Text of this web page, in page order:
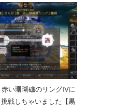
成【黒い砂漠Part5001】
赤い珊瑚礁のリングIVに
挑戦しちゃいました【黒